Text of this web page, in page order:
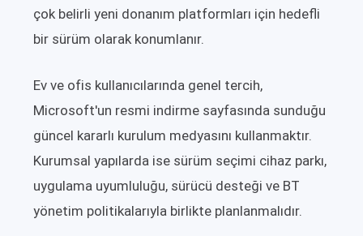
çok belirli yeni donanım platformları için hedefli
bir sürüm olarak konumlanır.
Ev ve ofis kullanıcılarında genel tercih,
Microsoft'un resmi indirme sayfasında sunduğu
güncel kararlı kurulum medyasını kullanmaktır.
Kurumsal yapılarda ise sürüm seçimi cihaz parkı,
uygulama uyumluluğu, sürücü desteği ve BT
yönetim politikalarıyla birlikte planlanmalıdır.